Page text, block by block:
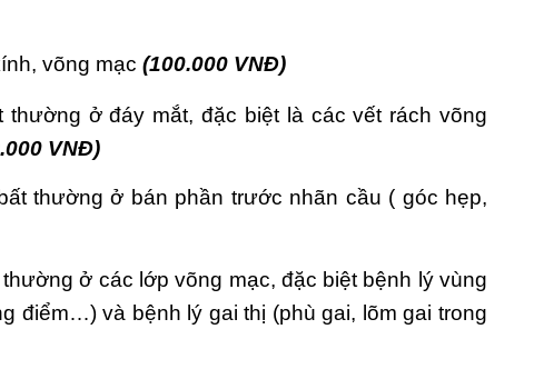
võng mạc (100.000 VNĐ)
ở đáy mắt, đặc biệt là các vết rách võng
VNĐ)
thường ở bán phần trước nhãn cầu ( góc hẹp,
ở các lớp võng mạc, đặc biệt bệnh lý vùng
điểm…) và bệnh lý gai thị (phù gai, lõm gai trong